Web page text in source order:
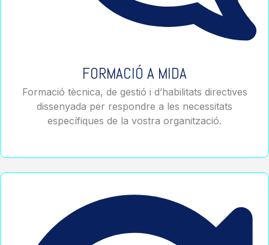
FORMACIÓ A MIDA
Formació tècnica, de gestió i d’habilitats directives
dissenyada per respondre a les necessitats
específiques de la vostra organització.